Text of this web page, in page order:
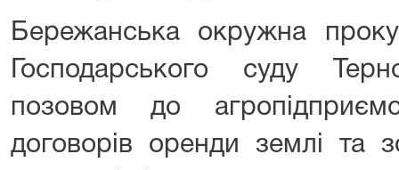
Бережанська окружна
Господарського суду
позовом до
договорів оренди землі та